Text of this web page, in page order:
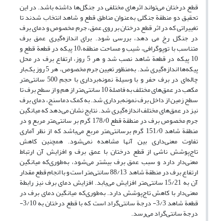
قطع درختان می‌تواند اثرهای مختلفی در جنگل‌ها داشته باشد. در این
تحقیق دو منطقة جنگلی به‌عنوان مناطق قطع و شاهد انتخاب شدند تا
تغییراتی که در اثر قطع درختان بر روی عمق، جرم مخصوص و دمای برف
در جنگل رخ می دهد، بررسی شود. برای اندازه‌گیری عمق برف
متناسب با توپوگرافی، شیب و مساحت منطقه،10 پیکه در قطعة قطع و
10 پیکه در قطعة شاهد نصب شد و هر 5 روز، ارتفاع برف در محل
پیکه‌ها اندازه‌گیری شد. به‌منظور تعیین جرم مخصوص، هر 5 روز یک‌بار
چاله‌ای در برف حفر و با وسیلة نمونه‌برداری با حجم 500 سانتی‌متر
مکعب در عمق‌های مختلف به فاصلة 10 سانتی‌متر از هم و از سطح برف تا
سطح زمین از داخل برف نمونه‌برداری شد. به کمک دماسنج، دمای برف
نیز در عمق‌های مختلف اندازه‌گیری شد. نتایج نشان می‌دهد که میانگین
جرم مخصوص برف در منطقة قطع 178/0 گرم بر سانتی‌متر مربع و در
منطقة شاهد 151/0 گرم برسانتی‌متر مربع می‌باشد که از نظر آماری
تفاوت معنی‌داری بین آنها مشاهده نمی‌شود. همچنین کاهش
تاج‌پوشش ناشی از قطع درختان با عمق برف و افزایش آن ارتباط
معنی‌دار دارد و سبب عمق برف بیشتر می‌شود، به‌طوری‌که میانگین
ارتفاع برف در منطقة شاهد 88/13 سانتی‌متر است و با انجام قطع مقدار
آن به 15/21 سانتی‌متر افزایش می‌یابد. افزایش دمای برف نیز رابطة
معنی‌دار با کاهش تاج‌پوشش دارد. به‌طوری‌که میانگین دمای برف در
قطعة شاهد 3/3- درجة سانتی‌گراد است که با قطع درختان به 3/10-
درجة سانتی‌گراد می‌رسد.